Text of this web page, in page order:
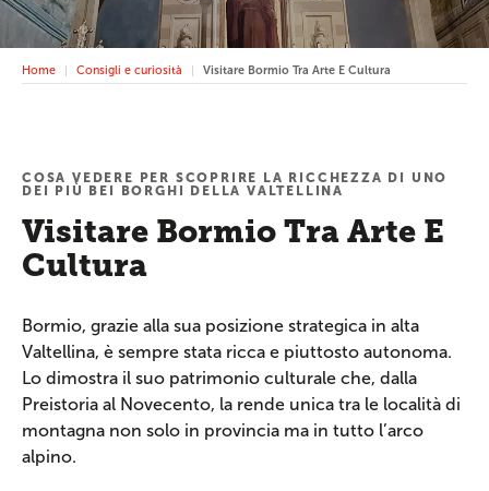
Home Consigli e curiosità Visitare Bormio Tra Arte E Cultura
Visitare Bormio Tra Arte E
Cultura
COSA VEDERE PER SCOPRIRE LA RICCHEZZA DI UNO
DEI PIÙ BEI BORGHI DELLA VALTELLINA
Bormio, grazie alla sua posizione strategica in alta
Valtellina, è sempre stata ricca e piuttosto autonoma.
Lo dimostra il suo patrimonio culturale che, dalla
Preistoria al Novecento, la rende unica tra le località di
montagna non solo in provincia ma in tutto l’arco
alpino.